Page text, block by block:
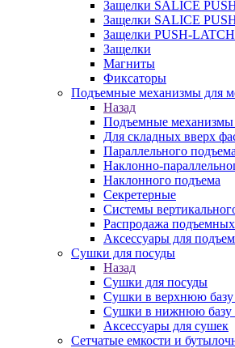
Защелки SALICE
Защелки SALICE
Защелки PUSH-
Защелки
Магниты
Фиксаторы
Подъемные механизмы для
Назад
Подъемные механизмы
Для складных вверх
Параллельного подъема
Наклонно-
Наклонного подъема
Секретерные
Системы
Распродажа
Аксессуары для
Сушки для посуды
Назад
Сушки для посуды
Сушки в верхнюю
Сушки в нижнюю базу
Аксессуары для сушек
Сетчатые емкости и